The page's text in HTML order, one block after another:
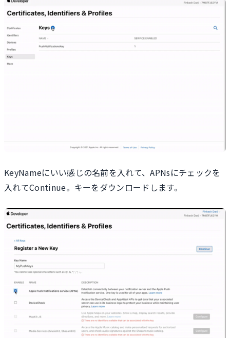
KeyNameにいい感じの名前を入れて、APNsにチェックを
入れてContinue。キーをダウンロードします。